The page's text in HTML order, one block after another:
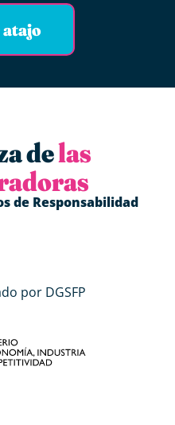
delas
de Responsabilidad
por DGSFP